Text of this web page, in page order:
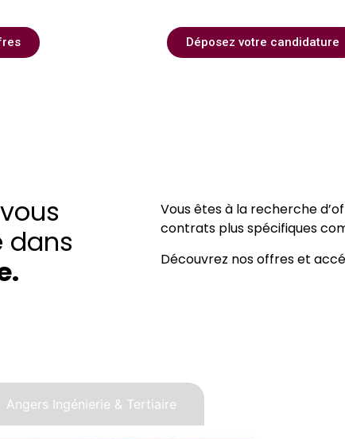
Déposez votre candidature
dans
.
Vous êtes à la recherche
contrats plus spécifiques
Découvrez nos offres et
Angers Ingénierie & Tertiaire